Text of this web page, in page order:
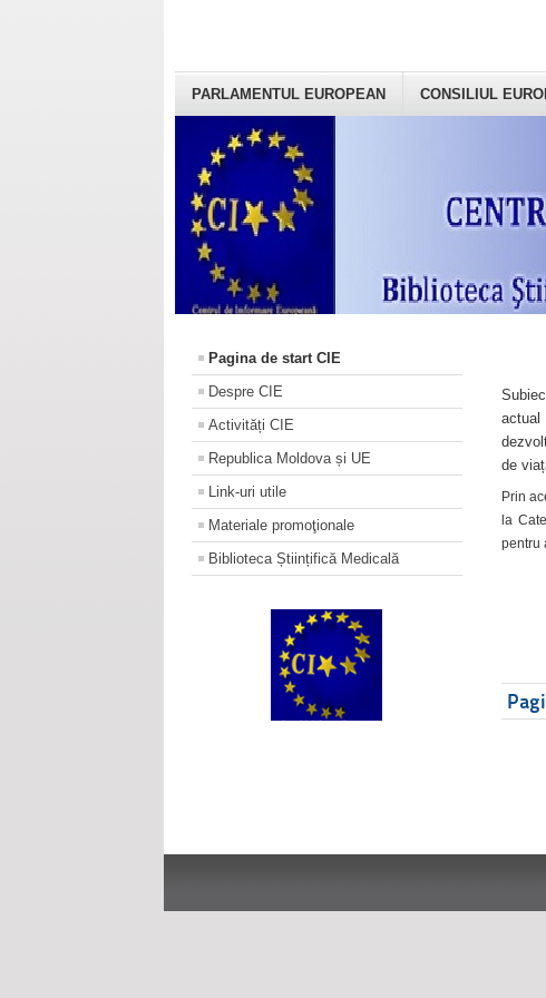
PARLAMENTUL EUROPEAN CONSILIUL
Pagina de start CIE
Despre CIE
Activități CIE
Republica Moldova și UE
Link-uri utile
Materiale promoţionale
Biblioteca Științifică Medicală
de
Prin
la
pentru